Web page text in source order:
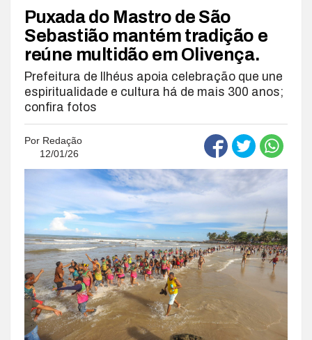
Puxada do Mastro de São
Sebastião mantém tradição e
reúne multidão em Olivença.
Prefeitura de Ilhéus apoia celebração que une
espiritualidade e cultura há de mais 300 anos;
confira fotos
Por Redação
12/01/26